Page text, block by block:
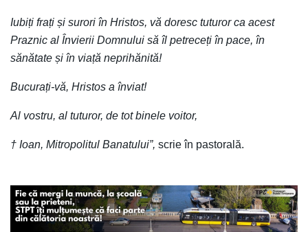
Iubiți frați și surori în Hristos, vă doresc tuturor ca acest
Praznic al Învierii Domnului să îl petreceți în pace, în
sănătate și în viață neprihănită!
Bucurați-vă, Hristos a înviat!
Al vostru, al tuturor, de tot binele voitor,
† Ioan, Mitropolitul Banatului”, scrie în pastorală.